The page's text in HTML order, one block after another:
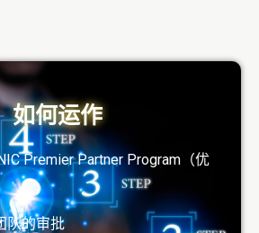
如何运作
Premier Partner Program（优
队的审批